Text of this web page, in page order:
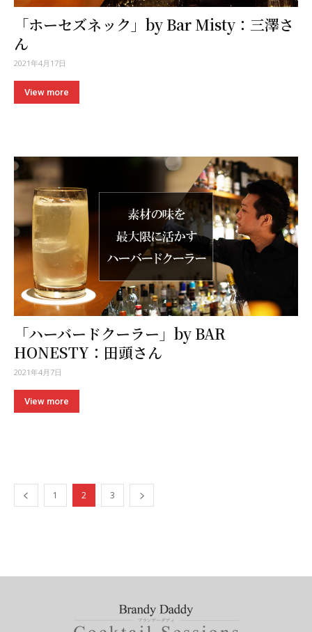
「ホーセズネック」by Bar Misty：三澤さ
ん
2021年4月17日
View more
「ハーバードクーラー」by BAR
HONESTY：田頭さん
2021年4月7日
View more
1 2 3